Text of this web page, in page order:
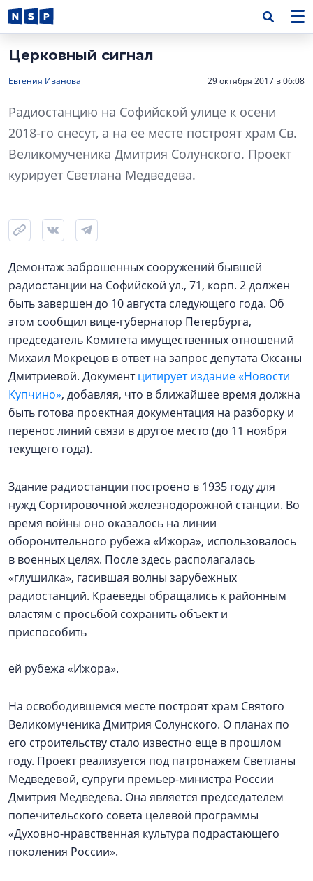
Церковный сигнал
Евгения Иванова 29 октября 2017 в 06:08
Радиостанцию на Софийской улице к осени
2018-го снесут, а на ее месте построят храм Св.
Великомученика Дмитрия Солунского. Проект
курирует Светлана Медведева.
Демонтаж заброшенных сооружений бывшей
радиостанции на Софийской ул., 71, корп. 2 должен
быть завершен до 10 августа следующего года. Об
этом сообщил вице-губернатор Петербурга,
председатель Комитета имущественных отношений
Михаил Мокрецов в ответ на запрос депутата Оксаны
Дмитриевой. Документцитирует издание «Новости
Купчино», добавляя, что в ближайшее время должна
быть готова проектная документация на разборку и
перенос линий связи в другое место (до 11 ноября
текущего года).
Здание радиостанции построено в 1935 году для
нужд Сортировочной железнодорожной станции. Во
время войны оно оказалось на линии
оборонительного рубежа «Ижора», использовалось
в военных целях. После здесь располагалась
«глушилка», гасившая волны зарубежных
радиостанций. Краеведы обращались к районным
властям с просьбой сохранить объект и
приспособить
ей рубежа «Ижора».
На освободившемся месте построят храм Святого
Великомученика Дмитрия Солунского. О планах по
его строительству стало известно еще в прошлом
году. Проект реализуется под патронажем Светланы
Медведевой, супруги премьер-министра России
Дмитрия Медведева. Она является председателем
попечительского совета целевой программы
«Духовно-нравственная культура подрастающего
поколения России».